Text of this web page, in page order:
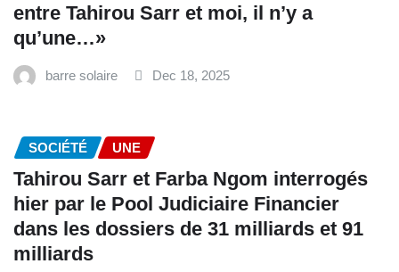
entre Tahirou Sarr et moi, il n’y a
qu’une…»
barre solaire Dec 18, 2025
SOCIÉTÉ UNE
Tahirou Sarr et Farba Ngom interrogés
hier par le Pool Judiciaire Financier
dans les dossiers de 31 milliards et 91
milliards